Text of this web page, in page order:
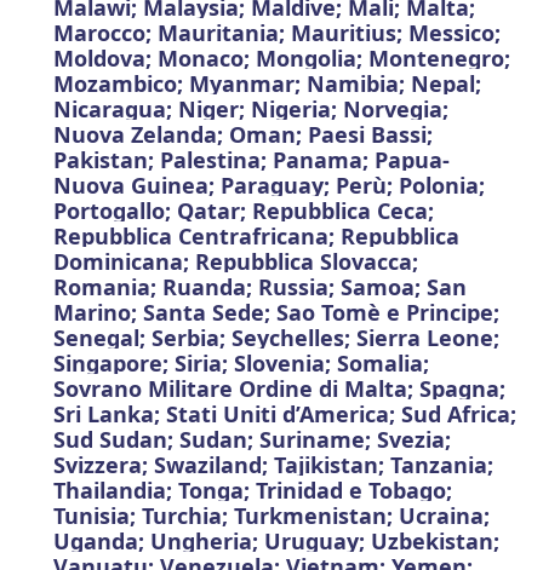
Malawi; Malaysia; Maldive; Mali; Malta;
Marocco; Mauritania; Mauritius; Messico;
Moldova; Monaco; Mongolia; Montenegro;
Mozambico; Myanmar; Namibia; Nepal;
Nicaragua; Niger; Nigeria; Norvegia;
Nuova Zelanda; Oman; Paesi Bassi;
Pakistan; Palestina; Panama; Papua-
Nuova Guinea; Paraguay; Perù; Polonia;
Portogallo; Qatar; Repubblica Ceca;
Repubblica Centrafricana; Repubblica
Dominicana; Repubblica Slovacca;
Romania; Ruanda; Russia; Samoa; San
Marino; Santa Sede; Sao Tomè e Principe;
Senegal; Serbia; Seychelles; Sierra Leone;
Singapore; Siria; Slovenia; Somalia;
Sovrano Militare Ordine di Malta; Spagna;
Sri Lanka; Stati Uniti d’America; Sud Africa;
Sud Sudan; Sudan; Suriname; Svezia;
Svizzera; Swaziland; Tajikistan; Tanzania;
Thailandia; Tonga; Trinidad e Tobago;
Tunisia; Turchia; Turkmenistan; Ucraina;
Uganda; Ungheria; Uruguay; Uzbekistan;